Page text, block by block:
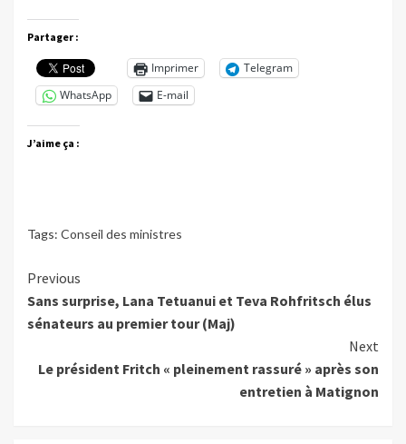
Partager :
Imprimer
Telegram
WhatsApp
E-mail
J’aime ça :
Tags: Conseil des ministres
Continue
Reading
Previous
Sans surprise, Lana Tetuanui et Teva Rohfritsch élus
sénateurs au premier tour (Maj)
Next
Le président Fritch « pleinement rassuré » après son
entretien à Matignon